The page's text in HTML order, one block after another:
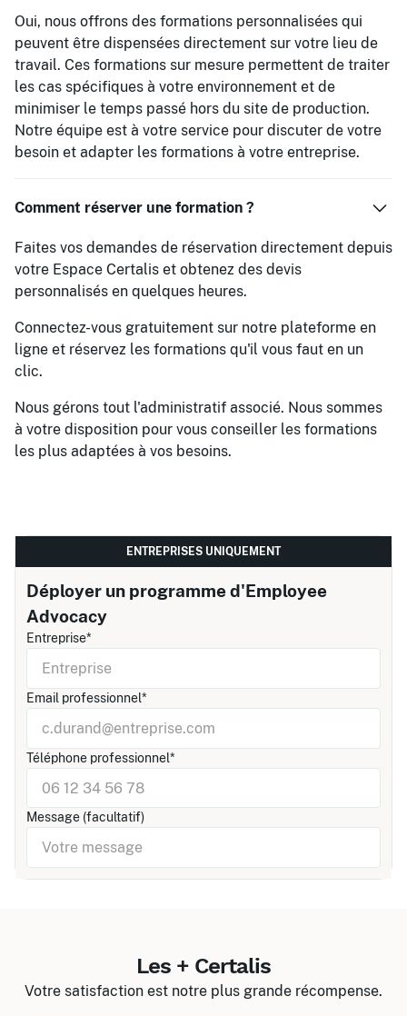
Oui, nous offrons des formations personnalisées qui
peuvent être dispensées directement sur votre lieu de
travail. Ces formations sur mesure permettent de traiter
les cas spécifiques à votre environnement et de
minimiser le temps passé hors du site de production.
Notre équipe est à votre service pour discuter de votre
besoin et adapter les formations à votre entreprise.
Comment réserver une formation ?
Faites vos demandes de réservation directement depuis
votre Espace Certalis et obtenez des devis
personnalisés en quelques heures.
Connectez-vous gratuitement sur notre plateforme en
ligne et réservez les formations qu'il vous faut en un
clic.
Nous gérons tout l'administratif associé. Nous sommes
à votre disposition pour vous conseiller les formations
les plus adaptées à vos besoins.
ENTREPRISES UNIQUEMENT
Déployer un programme d'Employee
Advocacy
Entreprise*
Email professionnel*
Téléphone professionnel*
Message (facultatif)
Les + Certalis
Votre satisfaction est notre plus grande récompense.